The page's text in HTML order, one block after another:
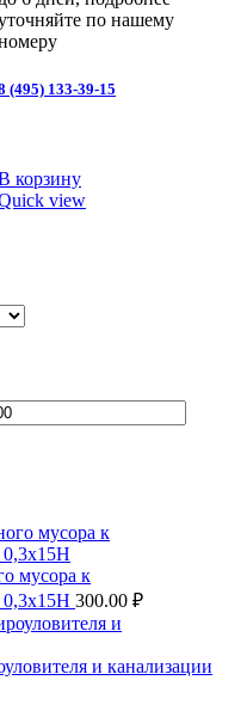
мусора к
300.00 ₽
и канализации
по нашему
(495) 133-39-15
корзину
view